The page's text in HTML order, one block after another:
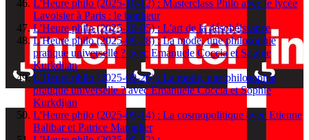
L'Heure philo (2025-10-12) : Masterclass Philo avec le lycée
Lavoisier à Paris : le bonheur
L'Heure philo (2025-10-05) : L'art de la désobéissance
L'Heure philo (2025-09-28) : La mode, une philosophie
pratique universelle ? avec Emanuele Coccia et Sophie
Kurkdjian
L'Heure philo (2025-09-26) : La mode, une philosophie
pratique universelle ? avec Emanuele Coccia et Sophie
Kurkdjian
L'Heure philo (2025-09-14) : La cosmopolitique avec Etienne
Balibar et Patrice Maniglier